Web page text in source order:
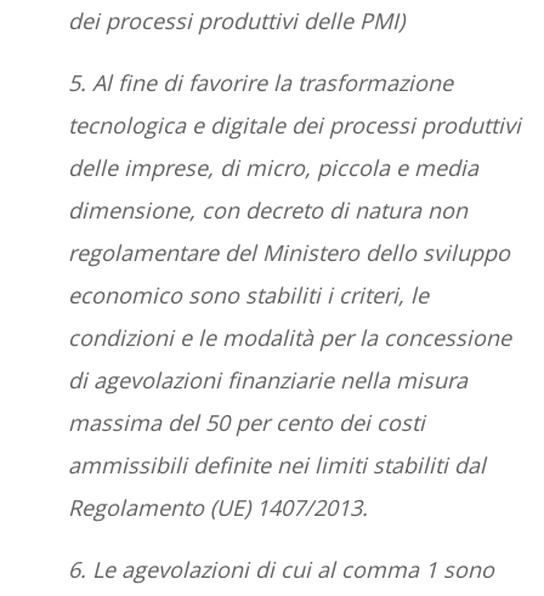
dei processi produttivi delle PMI)
5. Al fine di favorire la trasformazione
tecnologica e digitale dei processi produttivi
delle imprese, di micro, piccola e media
dimensione, con decreto di natura non
regolamentare del Ministero dello sviluppo
economico sono stabiliti i criteri, le
condizioni e le modalità per la concessione
di agevolazioni finanziarie nella misura
massima del 50 per cento dei costi
ammissibili definite nei limiti stabiliti dal
Regolamento (UE) 1407/2013.
6. Le agevolazioni di cui al comma 1 sono